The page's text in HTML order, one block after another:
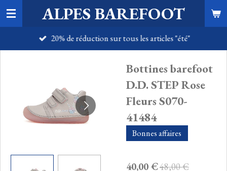
Passer
au
ALPES BAREFOOT
20% de réduction sur tous les articles "été"
Bottines barefoot
D.D. STEP Rose
Fleurs S070-
41484
Bonnes affaires
40,00 €48,00 €